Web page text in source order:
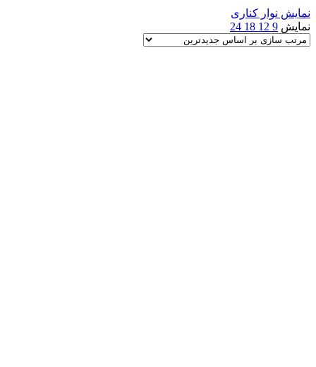
نمایش نوار کناری
نمایش 9
12
18
24